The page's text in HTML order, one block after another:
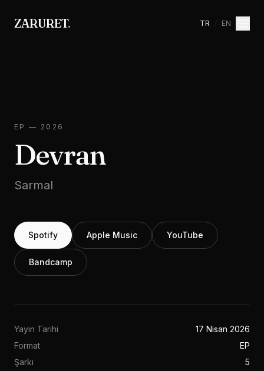
ZARURET. TR EN
D
Devran
EP — 2026
Devran
Sarmal
Spotify Apple Music YouTube
Bandcamp
Yayın Tarihi
17 Nisan 2026
Format
EP
Şarkı
5